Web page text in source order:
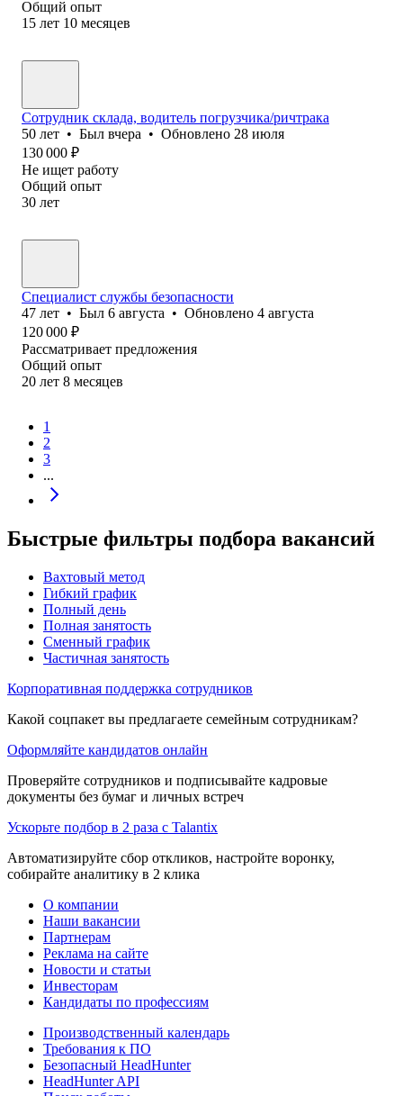
Общий опыт
15 лет 10 месяцев
Сотрудник склада, водитель погрузчика/ричтрака
50 лет • Был вчера • Обновлено 28 июля
130 000 ₽
Не ищет работу
Общий опыт
30 лет
Специалист службы безопасности
47 лет • Был 6 августа • Обновлено 4 августа
120 000 ₽
Рассматривает предложения
Общий опыт
20 лет 8 месяцев
1
2
3
...
Быстрые фильтры подбора вакансий
Вахтовый метод
Гибкий график
Полный день
Полная занятость
Сменный график
Частичная занятость
Корпоративная поддержка сотрудников
Какой соцпакет вы предлагаете семейным сотрудникам?
Оформляйте кандидатов онлайн
Проверяйте сотрудников и подписывайте кадровые
документы без бумаг и личных встреч
Ускорьте подбор в 2 раза с Talantix
Автоматизируйте сбор откликов, настройте воронку,
собирайте аналитику в 2 клика
О компании
Наши вакансии
Партнерам
Реклама на сайте
Новости и статьи
Инвесторам
Кандидаты по профессиям
Производственный календарь
Требования к ПО
Безопасный HeadHunter
HeadHunter API